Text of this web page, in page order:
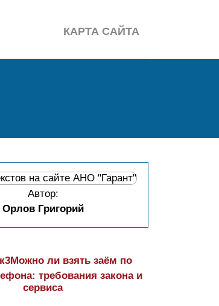
КАРТА САЙТА
Автор:
Орлов Григорий
Можно ли взять заём по
требования закона и
сервиса